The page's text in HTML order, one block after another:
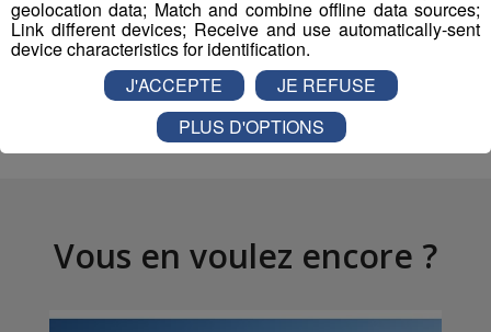
Partager sur Facebook
Partager sur Twitter
Vous en voulez encore ?
geolocation data; Match and combine offline data sources;
Link different devices; Receive and use automatically-sent
device characteristics for identification.
J'ACCEPTE
JE REFUSE
PLUS D'OPTIONS